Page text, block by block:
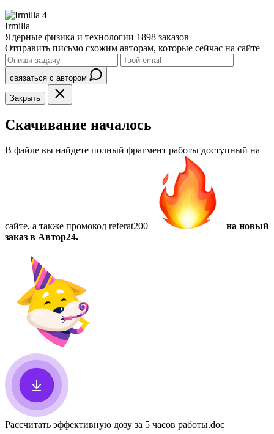
4
Irmilla
Ядерные физика и технологии 1898 заказов
Отправить письмо схожим авторам, которые сейчас на сайте
связаться с автором
Закрыть
Скачивание началось
В файле вы найдете полный фрагмент работы доступный на
сайте, а также промокод referat200
на новый
заказ в Автор24.
Рассчитать эффективную дозу за 5 часов работы.doc